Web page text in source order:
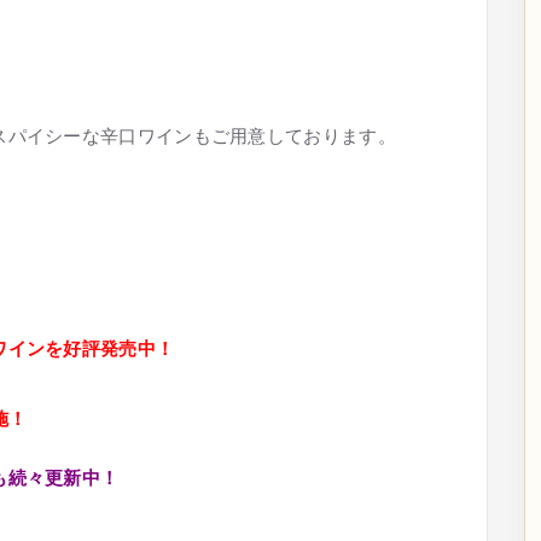
イシーな辛口ワインもご用意しております。
ンを好評発売中！
々更新中！